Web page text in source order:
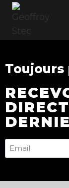
Toujours